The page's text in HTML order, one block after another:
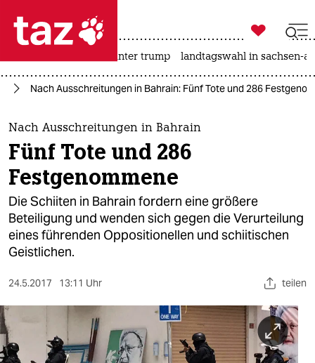
 taz zahl ich
taz zahl ich
themen
politik
öko
gesellschaft
kultur
sport
nord

taz zahl ich
usa unter trump landtagswahl in sachsen-
Nach Ausschreitungen in Bahrain: Fünf Tote und 286
Nach Ausschreitungen in Bahrain
Fünf Tote und 286
Festgenommene
Die Schiiten in Bahrain fordern eine größere
Beteiligung und wenden sich gegen die Verurteilung
eines führenden Oppositionellen und schiitischen
Geistlichen.
24.5.2017 13:11 Uhr teilen